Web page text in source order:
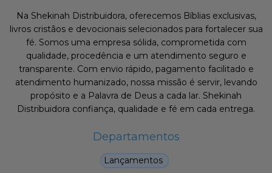
Na Shekinah Distribuidora, oferecemos Bíblias exclusivas,
livros cristãos e devocionais selecionados para fortalecer sua
fé. Somos uma empresa sólida, comprometida com
qualidade, procedência e um atendimento seguro e
transparente. Com envio rápido, pagamento facilitado e
atendimento humanizado, nossa missão é servir, levando
propósito e a Palavra de Deus a cada lar. Shekinah
Distribuidora confiança, qualidade e fé em cada entrega.
Departamentos
Lançamentos